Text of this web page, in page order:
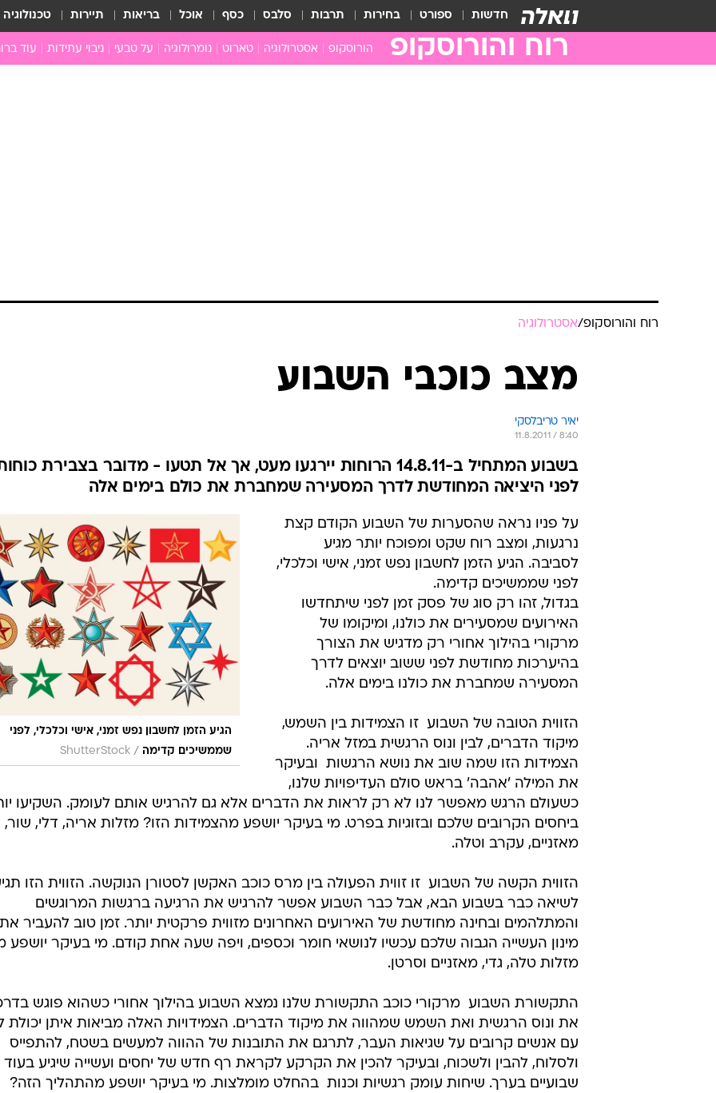
חדשות ספורט בחירות תרבות סלבס כסף אוכל בריאות תיירות טכנולוגיה
רוח והורוסקופ הורוסקופ אסטרולוגיה טארוט נומרולוגיה על טבעי ניבוי עתידות עוד
רוח והורוסקופ/אסטרולוגיה
מצב כוכבי השבוע
יאיר טריבלסקי
11.8.2011 / 8:40
בשבוע המתחיל ב-14.8.11 הרוחות יירגעו מעט, אך אל תטעו - מדובר בצבירת
לפני היציאה המחודשת לדרך המסעירה שמחברת את כולם בימים אלה
הגיע הזמן לחשבון נפש זמני, אישי וכלכלי, לפני
שממשיכים קדימה /
ShutterStock
על פניו נראה שהסערות של השבוע הקודם קצת
נרגעות, ומצב רוח שקט ומפוכח יותר מגיע
לסביבה. הגיע הזמן לחשבון נפש זמני, אישי וכלכלי,
לפני שממשיכים קדימה.
בגדול, זהו רק סוג של פסק זמן לפני שיתחדשו
האירועים שמסעירים את כולנו, ומיקומו של
מרקורי בהילוך אחורי רק מדגיש את הצורך
בהיערכות מחודשת לפני ששוב יוצאים לדרך
המסעירה שמחברת את כולנו בימים אלה.
הזווית הטובה של השבוע  זו הצמידות בין השמש,
מיקוד הדברים, לבין ונוס הרגשית במזל אריה.
הצמידות הזו שמה שוב את נושא הרגשות  ובעיקר
את המילה 'אהבה' בראש סולם העדיפויות שלנו,
כשעולם הרגש מאפשר לנו לא רק לראות את הדברים אלא גם להרגיש אותם לעומק. השקיעו
ביחסים הקרובים שלכם ובזוגיות בפרט. מי בעיקר יושפע מהצמידות הזו? מזלות אריה, דלי, שור,
מאזניים, עקרב וטלה.
הזווית הקשה של השבוע  זו זווית הפעולה בין מרס כוכב האקשן לסטורן הנוקשה. הזווית הזו
לשיאה כבר בשבוע הבא, אבל כבר השבוע אפשר להרגיש את הרגיעה ברגשות המרוגשים
והמתלהמים ובחינה מחודשת של האירועים האחרונים מזווית פרקטית יותר. זמן טוב להעביר את
מינון העשייה הגבוה שלכם עכשיו לנושאי חומר וכספים, ויפה שעה אחת קודם. מי בעיקר יושפע
מזלות טלה, גדי, מאזניים וסרטן.
התקשורת השבוע  מרקורי כוכב התקשורת שלנו נמצא השבוע בהילוך אחורי כשהוא פוגש
את ונוס הרגשית ואת השמש שמהווה את מיקוד הדברים. הצמידויות האלה מביאות איתן יכולת
עם אנשים קרובים על שגיאות העבר, לתרגם את התובנות של ההווה למעשים בשטח, להתפייס
ולסלוח, להבין ולשכוח, ובעיקר להכין את הקרקע לקראת רף חדש של יחסים ועשייה שיגיע בעוד
שבועיים בערך. שיחות עומק רגשיות וכנות  בהחלט מומלצות. מי בעיקר יושפע מהתהליך הזה?